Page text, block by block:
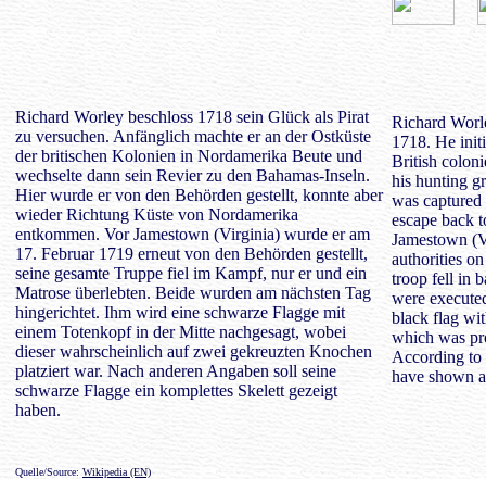
Richard Worley beschloss 1718 sein Glück als Pirat
zu versuchen. Anfänglich machte er an der Ostküste
der britischen Kolonien in Nordamerika Beute und
wechselte dann sein Revier zu den Bahamas-Inseln.
Hier wurde er von den Behörden gestellt, konnte aber
wieder Richtung Küste von Nordamerika
entkommen. Vor Jamestown (Virginia) wurde er am
17. Februar 1719 erneut von den Behörden gestellt,
seine gesamte Truppe fiel im Kampf, nur er und ein
Matrose überlebten. Beide wurden am nächsten Tag
hingerichtet. Ihm wird eine schwarze Flagge mit
einem Totenkopf in der Mitte nachgesagt, wobei
dieser wahrscheinlich auf zwei gekreuzten Knochen
platziert war. Nach anderen Angaben soll seine
schwarze Flagge ein komplettes Skelett gezeigt
haben.
Richard
1718. He
British
his hunting
was
escape back
Jamestown
authorities
troop fell in
were
black flag
which was
According to
have shown
Quelle/Source: Wikipedia (EN)